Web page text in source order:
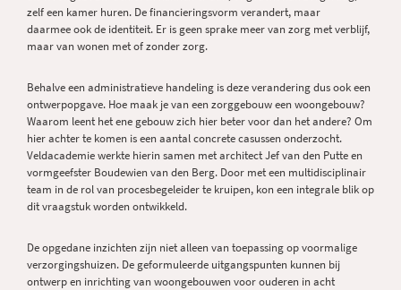
zelf een kamer huren. De financieringsvorm verandert, maar
daarmee ook de identiteit. Er is geen sprake meer van zorg met verblijf,
maar van wonen met of zonder zorg.
Behalve een administratieve handeling is deze verandering dus ook een
ontwerpopgave. Hoe maak je van een zorggebouw een woongebouw?
Waarom leent het ene gebouw zich hier beter voor dan het andere? Om
hier achter te komen is een aantal concrete casussen onderzocht.
Veldacademie werkte hierin samen met architect Jef van den Putte en
vormgeefster Boudewien van den Berg. Door met een multidisciplinair
team in de rol van procesbegeleider te kruipen, kon een integrale blik op
dit vraagstuk worden ontwikkeld.
De opgedane inzichten zijn niet alleen van toepassing op voormalige
verzorgingshuizen. De geformuleerde uitgangspunten kunnen bij
ontwerp en inrichting van woongebouwen voor ouderen in acht